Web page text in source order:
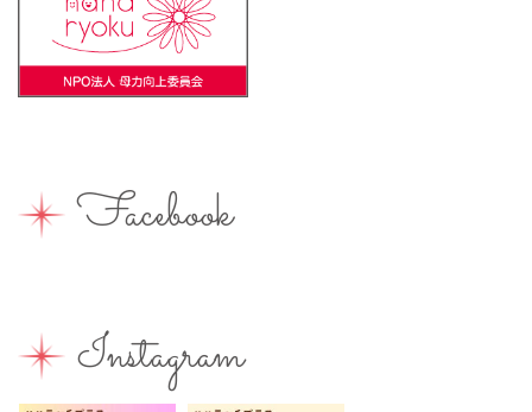
ライター募集 ランチ
一時保育 一時預かり
子連れ 子連れOK
富士山本宮浅間大社 小学生
屋外イベント 幼児 幼稚園 広報ふじのみや
Facebook
Instagram